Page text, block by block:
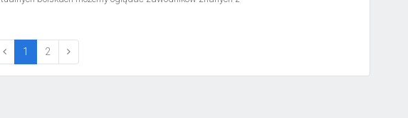
1 (current)
2